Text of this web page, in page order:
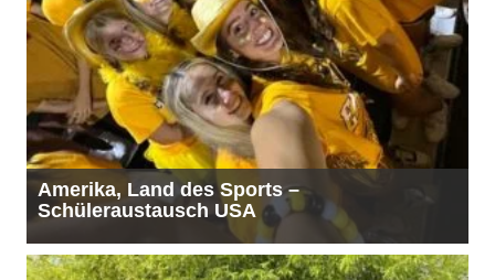
Amerika, Land des Sports –
Schüleraustausch USA